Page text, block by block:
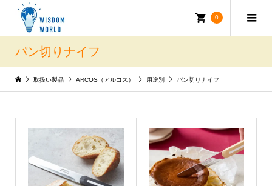
0
パン切りナイフ
取扱い製品 ARCOS（アルコス） 用途別 パン切りナイフ